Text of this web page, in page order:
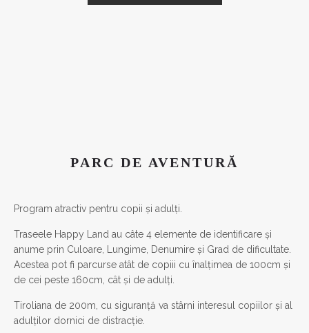
PARC DE AVENTURĂ
Program atractiv pentru copii și adulți.
Traseele Happy Land au câte 4 elemente de identificare și
anume prin Culoare, Lungime, Denumire și Grad de dificultate.
Acestea pot fi parcurse atât de copiii cu înalțimea de 100cm și
de cei peste 160cm, cât și de adulți.
Tiroliana de 200m, cu siguranță va stârni interesul copiilor și al
adulților dornici de distracție.